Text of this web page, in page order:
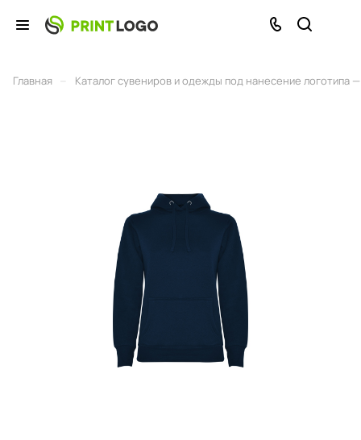
Главная Каталог сувениров и одежды под нанесение логотипа